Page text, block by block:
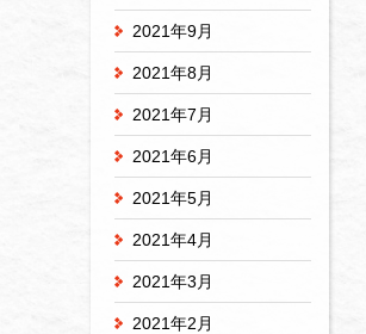
2021年9月
2021年8月
2021年7月
2021年6月
2021年5月
2021年4月
2021年3月
2021年2月